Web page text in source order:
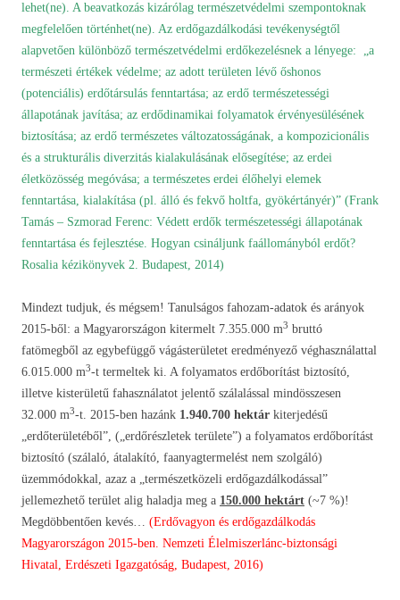
lehet(ne). A beavatkozás kizárólag természetvédelmi szempontoknak
megfelelően történhet(ne). Az erdőgazdálkodási tevékenységtől
alapvetően különböző természetvédelmi erdőkezelésnek a lényege: „a
természeti értékek védelme; az adott területen lévő őshonos
(potenciális) erdőtársulás fenntartása; az erdő természetességi
állapotának javítása; az erdődinamikai folyamatok érvényesülésének
biztosítása; az erdő természetes változatosságának, a kompozicionális
és a strukturális diverzitás kialakulásának elősegítése; az erdei
életközösség megóvása; a természetes erdei élőhelyi elemek
fenntartása, kialakítása (pl. álló és fekvő holtfa, gyökértányér)” (Frank
Tamás – Szmorad Ferenc: Védett erdők természetességi állapotának
fenntartása és fejlesztése. Hogyan csináljunk faállományból erdőt?
Rosalia kézikönyvek 2. Budapest, 2014)
Mindezt tudjuk, és mégsem! Tanulságos fahozam-adatok és arányok
2015-ből: a Magyarországon kitermelt 7.355.000 m3 bruttó
fatömegből az egybefüggő vágásterületet eredményező véghasználattal
6.015.000 m3-t termeltek ki. A folyamatos erdőborítást biztosító,
illetve kisterületű fahasználatot jelentő szálalással mindösszesen
32.000 m3-t. 2015-ben hazánk 1.940.700 hektár kiterjedésű
„erdőterületéből”, („erdőrészletek területe”) a folyamatos erdőborítást
biztosító (szálaló, átalakító, faanyagtermelést nem szolgáló)
üzemmódokkal, azaz a „természetközeli erdőgazdálkodással”
jellemezhető terület alig haladja meg a 150.000 hektárt (~7 %)!
Megdöbbentően kevés… (Erdővagyon és erdőgazdálkodás
Magyarországon 2015-ben. Nemzeti Élelmiszerlánc-biztonsági
Hivatal, Erdészeti Igazgatóság, Budapest, 2016)